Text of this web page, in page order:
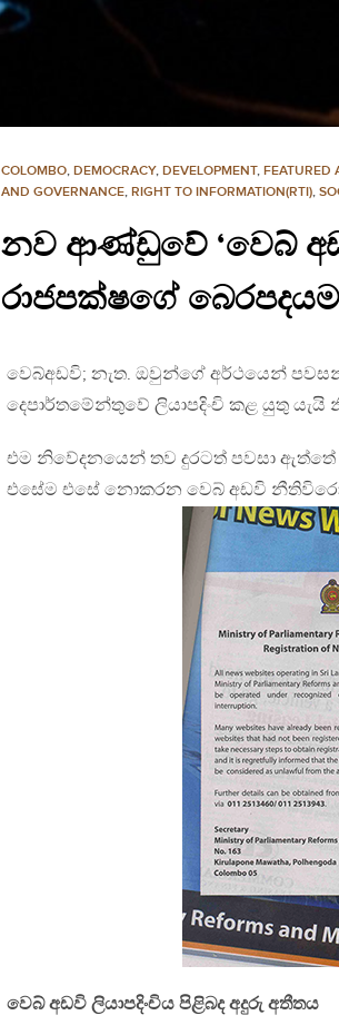
COLOMBO, DEMOCRACY, DEVELOPMENT, FEATURED
AND GOVERNANCE, RIGHT TO INFORMATION(RTI),
නව ආණ්ඩුවේ ‘වෙබ්
රාජපක්ෂගේ
වෙබ්අඩවි; නැත. ඔවුන්ගේ අර්ථයෙන්
දෙපාර්තමේන්තුවේ ලියාපදිංචි කළ යුතු
එම නිවේදනයෙන් තව දුරටත් පවසා ඇත්තේ
එසේම එසේ නොකරන වෙබ් අඩවි
වෙබ් අඩවි ලියාපදිංචිය පිළිබද අදුරු අතීතය